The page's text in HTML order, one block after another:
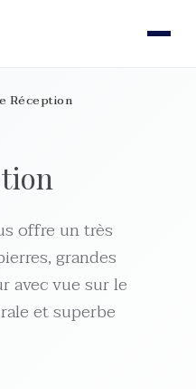
Réception
offre un très
grandes
avec vue sur le
et superbe